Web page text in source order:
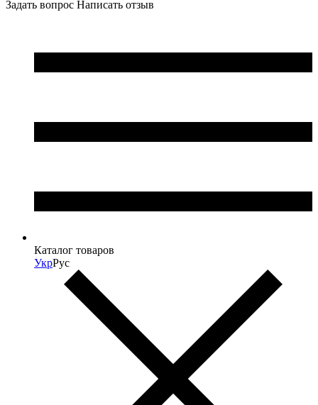
Задать вопрос Написать отзыв
Каталог товаров
УкрРус